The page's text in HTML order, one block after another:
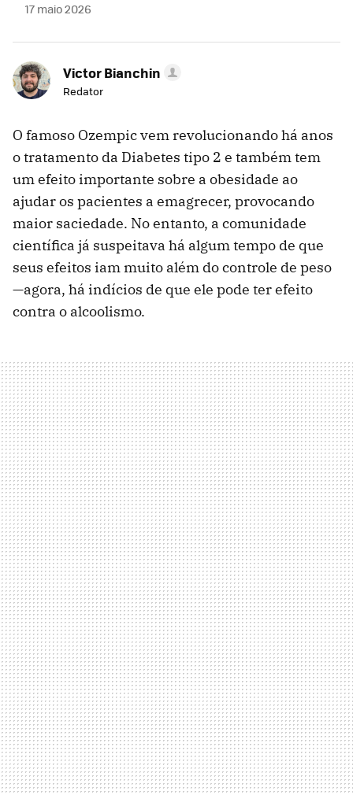
17 maio 2026
Victor Bianchin
Redator
O famoso Ozempic vem revolucionando há anos
o tratamento da Diabetes tipo 2 e também tem
um efeito importante sobre a obesidade ao
ajudar os pacientes a emagrecer, provocando
maior saciedade. No entanto, a comunidade
científica já suspeitava há algum tempo de que
seus efeitos iam muito além do controle de peso
—agora, há indícios de que ele pode ter efeito
contra o alcoolismo.